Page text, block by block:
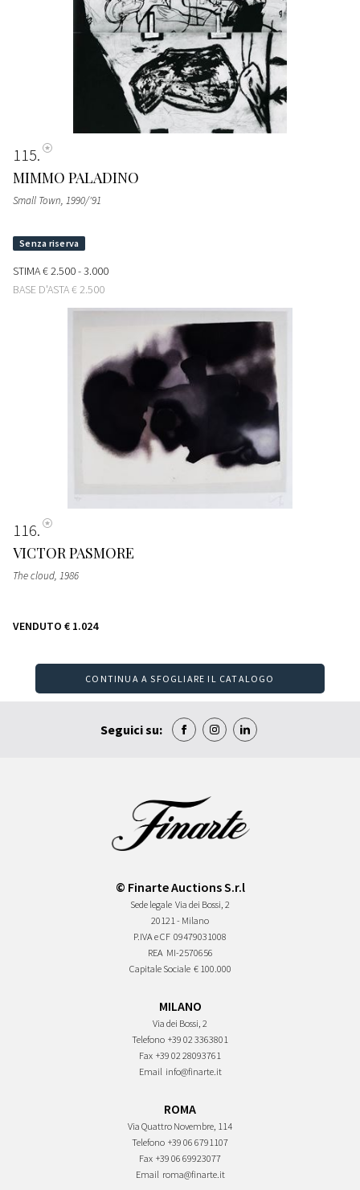
115
MIMMO PALADINO
Small Town, 1990/'91
STIMA€ 2.500 - 3.000
BASE D'ASTA€ 2.500
116
VICTOR PASMORE
The cloud, 1986
VENDUTO € 1.024
CONTINUA A SFOGLIARE IL CATALOGO
Seguici su:
© Finarte Auctions S.r.l
Sede legale Via dei Bossi, 2
20121 - Milano
P.IVA e CF 09479031008
REA MI-2570656
Capitale Sociale € 100.000
MILANO
Via dei Bossi, 2
Telefono +39 02 3363801
Fax +39 02 28093761
Email info@finarte.it
ROMA
Via Quattro Novembre, 114
Telefono +39 06 6791107
Fax +39 06 69923077
Email roma@finarte.it